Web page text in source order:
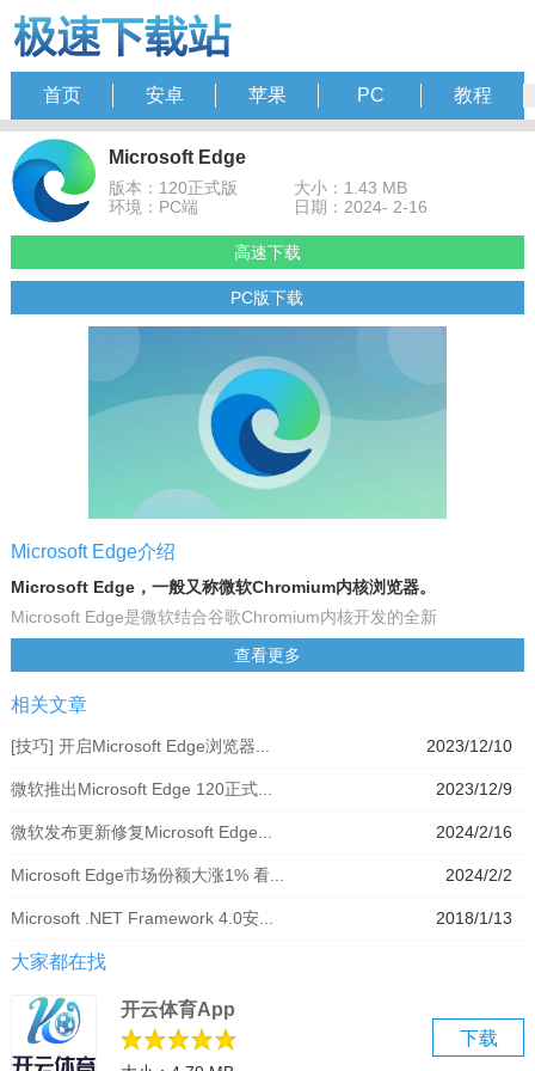
首页 安卓 苹果 PC 教程
Microsoft Edge
版本：120正式版
大小：1.43 MB
环境：PC端
日期：2024- 2-16
高速下载
PC版下载
Microsoft Edge介绍
Microsoft Edge，一般又称微软Chromium内核浏览器。
Microsoft Edge是微软结合谷歌Chromium内核开发的全新
MicrosoftEdge版浏览器，用户朋友对此中文版chromium能够体验到
不一样的浏览速度和操作模式。感兴趣的朋友可以下载试试。
基本简介
微软将基于谷歌开源的Chromium项目重建Edge浏览器，可以带来体
Windows 10上的Edge和Chrome的结合体。该版本浏览器支持从谷歌
在线商店安装原生Chrome扩展程序，支持同步书签、插件等，并将在
的Edge浏览器也支持类似于Chrome的“fla gs”那样的实验性功能，支
持新版Chrome浏览器的PWA体验。
1.让我们一起构建！
给所有开发者和修补者打电话:你们的声音将帮助我们塑造下一个版本
的微软Edge。注册成为*个知道预览版何时可用的人。
2.让网络成为每个人更好的地方
查看更多
相关文章
2023/12/10
[技巧] 开启Microsoft Edge浏览器...
2023/12/9
微软推出Microsoft Edge 120正式...
2024/2/16
微软发布更新修复Microsoft Edge...
2024/2/2
Microsoft Edge市场份额大涨1% 看...
2018/1/13
Microsoft .NET Framework 4.0安...
大家都在找
下载
开云体育App